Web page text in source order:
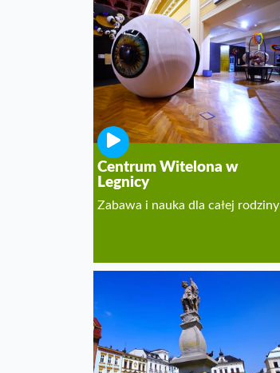
Centrum Witelona w
Legnicy
Zabawa i nauka dla całej rodziny